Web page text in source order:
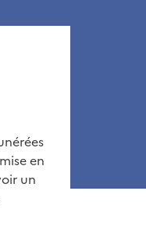
en
un